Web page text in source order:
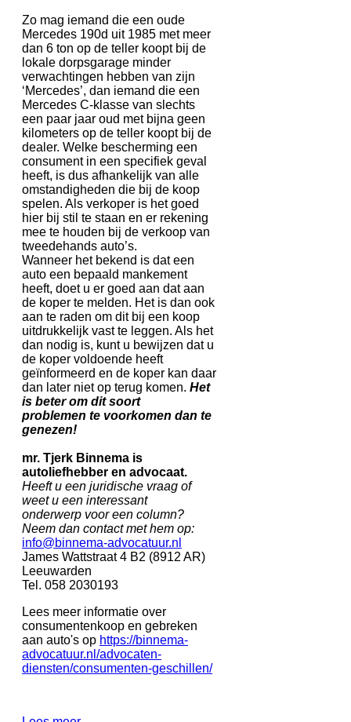
Zo mag iemand die een oude
Mercedes 190d uit 1985 met meer
dan 6 ton op de teller koopt bij de
lokale dorpsgarage minder
verwachtingen hebben van zijn
‘Mercedes’, dan iemand die een
Mercedes C-klasse van slechts
een paar jaar oud met bijna geen
kilometers op de teller koopt bij de
dealer. Welke bescherming een
consument in een specifiek geval
heeft, is dus afhankelijk van alle
omstandigheden die bij de koop
spelen. Als verkoper is het goed
hier bij stil te staan en er rekening
mee te houden bij de verkoop van
tweedehands auto’s.
Wanneer het bekend is dat een
auto een bepaald mankement
heeft, doet u er goed aan dat aan
de koper te melden. Het is dan ook
aan te raden om dit bij een koop
uitdrukkelijk vast te leggen. Als het
dan nodig is, kunt u bewijzen dat u
de koper voldoende heeft
geïnformeerd en de koper kan daar
dan later niet op terug komen. Het
is beter om dit soort
problemen te voorkomen dan te
genezen!
mr. Tjerk Binnema is
autoliefhebber en advocaat.
Heeft u een juridische vraag of
weet u een interessant
onderwerp voor een column?
Neem dan contact met hem op:
info@binnema-advocatuur.nl
James Wattstraat 4 B2 (8912 AR)
Leeuwarden
Tel. 058 2030193
Lees meer informatie over
consumentenkoop en gebreken
aan auto's op https://binnema-
advocatuur.nl/advocaten-
diensten/consumenten-geschillen/